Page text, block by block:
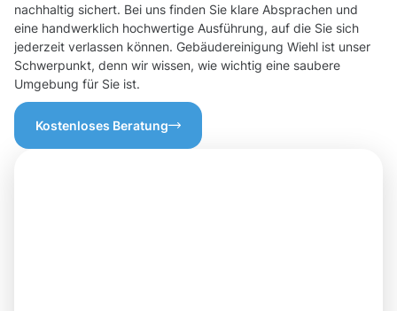
nachhaltig sichert. Bei uns finden Sie klare Absprachen und
eine handwerklich hochwertige Ausführung, auf die Sie sich
jederzeit verlassen können. Gebäudereinigung Wiehl ist unser
Schwerpunkt, denn wir wissen, wie wichtig eine saubere
Umgebung für Sie ist.
Kostenloses Beratung